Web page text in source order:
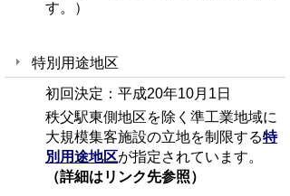
す。）
特別用途地区
初回決定：平成20年10月1日
秩父駅東側地区を除く準工業地域に
大規模集客施設の立地を制限する特
別用途地区が指定されています。
（詳細はリンク先参照）